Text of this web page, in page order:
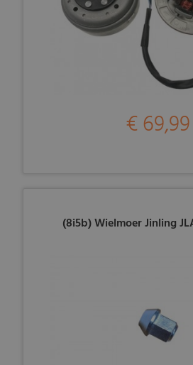
€ 69,99
(8i5b) Wielmoer Jinling